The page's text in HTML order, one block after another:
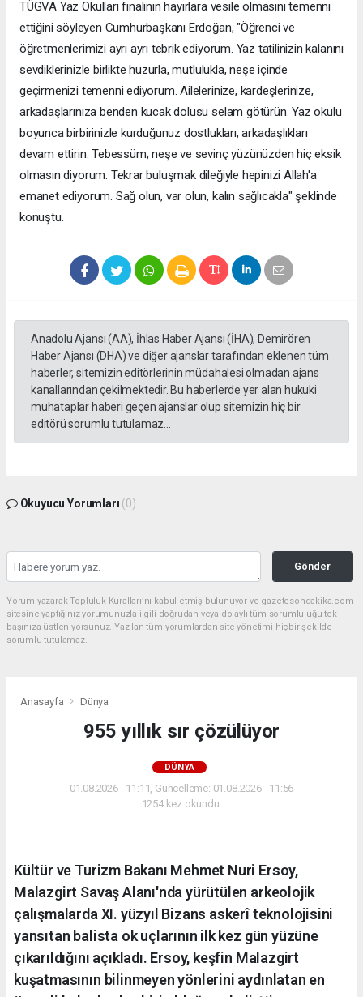
TÜGVA Yaz Okulları finalinin hayırlara vesile olmasını temenni
ettiğini söyleyen Cumhurbaşkanı Erdoğan, "Öğrenci ve
öğretmenlerimizi ayrı ayrı tebrik ediyorum. Yaz tatilinizin kalanını
sevdiklerinizle birlikte huzurla, mutlulukla, neşe içinde
geçirmenizi temenni ediyorum. Ailelerinize, kardeşlerinize,
arkadaşlarınıza benden kucak dolusu selam götürün. Yaz okulu
boyunca birbirinizle kurduğunuz dostlukları, arkadaşlıkları
devam ettirin. Tebessüm, neşe ve sevinç yüzünüzden hiç eksik
olmasın diyorum. Tekrar buluşmak dileğiyle hepinizi Allah'a
emanet ediyorum. Sağ olun, var olun, kalın sağlıcakla" şeklinde
konuştu.
Anadolu Ajansı (AA), İhlas Haber Ajansı (İHA), Demirören
Haber Ajansı (DHA) ve diğer ajanslar tarafından eklenen tüm
haberler, sitemizin editörlerinin müdahalesi olmadan ajans
kanallarından çekilmektedir. Bu haberlerde yer alan hukuki
muhataplar haberi geçen ajanslar olup sitemizin hiç bir
editörü sorumlu tutulamaz...
Okuyucu Yorumları (0)
Gönder
Yorum yazarak Topluluk Kuralları’nı kabul etmiş bulunuyor ve gazetesondakika.com
sitesine yaptığınız yorumunuzla ilgili doğrudan veya dolaylı tüm sorumluluğu tek
başınıza üstleniyorsunuz. Yazılan tüm yorumlardan site yönetimi hiçbir şekilde
sorumlu tutulamaz.
Anasayfa Dünya
955 yıllık sır çözülüyor
DÜNYA
01.08.2026 - 11:11, Güncelleme: 01.08.2026 - 11:56
1254 kez okundu.
Kültür ve Turizm Bakanı Mehmet Nuri Ersoy,
Malazgirt Savaş Alanı'nda yürütülen arkeolojik
çalışmalarda XI. yüzyıl Bizans askerî teknolojisini
yansıtan balista ok uçlarının ilk kez gün yüzüne
çıkarıldığını açıkladı. Ersoy, keşfin Malazgirt
kuşatmasının bilinmeyen yönlerini aydınlatan en